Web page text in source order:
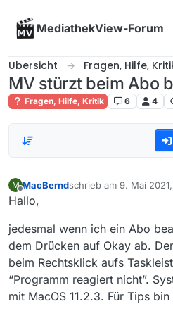
MediathekView-Forum
Übersicht Fragen, Hilfe,
MV stürzt beim Abo
Fragen, Hilfe, Kritik 6 4
M
Offline
MacBerndschrieb am 9. Mai
zuletzt editiert von
Hallo,
jedesmal wenn ich ein Abo
dem Drücken auf Okay ab.
beim Rechtsklick aufs
“Programm reagiert nicht”.
mit MacOS 11.2.3. Für Tips